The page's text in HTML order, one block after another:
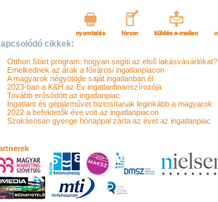
cikkek:
Otthon Start program: hogyan segíti az első lakásvásárlókat?
Emelkednek az árak a fővárosi ingatlanpiacon
A magyarok négyötöde saját ingatlanban él
2023-ban a K&H az Év ingatlanfinanszírozója
Tovább erősödött az ingatlanpiac
Ingatlant és gépjárművet biztosítanak leginkább a magyarok
2022 a befektetők éve volt az ingatlanpiacon
Szokásosan gyenge hónappal zárta az évet az ingatlanpiac